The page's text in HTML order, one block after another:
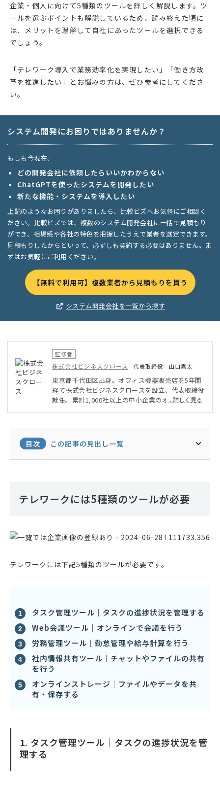
企業・個人に向けて5種類のツールを詳しく解説します。ツ
ールを選ぶポイントも解説しているため、読み終えた頃に
は、メリットを理解して自社にあったツールを選択できる
でしょう。
「テレワーク導入で業務効率化を実現したい」「働き方改
革を推進したい」とお悩みの方は、ぜひ参考にしてくださ
い。
システム開発にお困りではありませんか？
もしも今現在、
どの開発会社に依頼したらいいかわからない
ChatGPTを使ったシステムを開発したい
新たな機能・システムを導入したい
上記のようなお困りがありましたら、比較ビズへお気軽にご相談く
ださい。比較ビズでは、複数のシステム開発会社に一括で見積もり
ができ、相場感や各社の特色を把握したうえで業者を選定できます。
見積もりしたからといって、必ずしも契約する必要はありません。ま
ずはお気軽にご利用ください。
【無料で利用可】複数業者から見積もりを貰う
システム開発会社を一覧から探す
監修者
株式会社ビジネスクロース 代表取締役 山口嘉太
東京都千代田区出身。オフィス機器販売店を5年間
経て株式会社ビジネスクロースを設立、代表取締役
就任。累計1,000社以上の中小企業のオフィス機器
ど幅広い分野で活動中。
...詳しく見る
目次 この記事の見出し一覧
テレワークには5種類のツールが必要
テレワークには下記5種類のツールが必要です。
タスク管理ツール｜タスクの進捗状況を管理する
Web会議ツール｜オンラインで会議を行う
労務管理ツール｜勤怠管理や給与計算を行う
社内情報共有ツール｜チャットやファイルの共有
を行う
オンラインストレージ｜ファイルやデータを共
有・保存する
1. タスク管理ツール｜タスクの進捗状況を管
理する